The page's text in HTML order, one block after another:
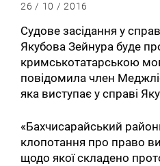
26 / 10 / 2016
Судове засідання у
Якубова Зейнура буде
кримськотатарською
повідомила член
яка виступає у справі
«Бахчисарайський
клопотання про право
щодо якої складено